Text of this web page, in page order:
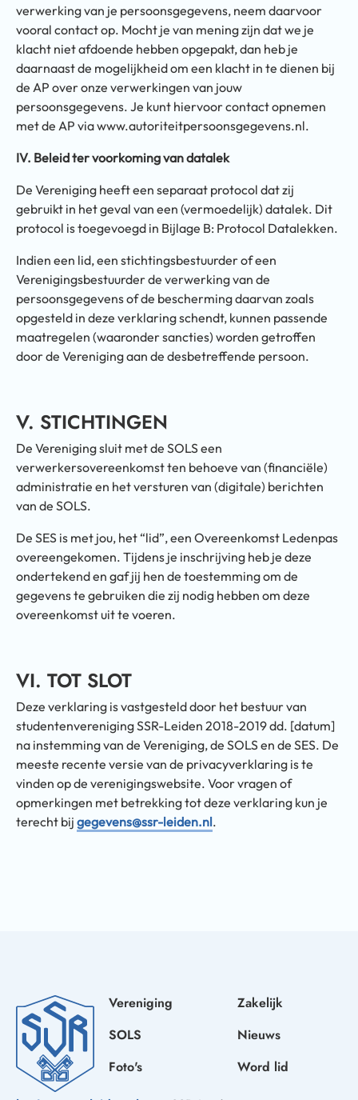
verwerking van je persoonsgegevens, neem daarvoor
vooral contact op. Mocht je van mening zijn dat we je
klacht niet afdoende hebben opgepakt, dan heb je
daarnaast de mogelijkheid om een klacht in te dienen bij
de AP over onze verwerkingen van jouw
persoonsgegevens. Je kunt hiervoor contact opnemen
met de AP via www.autoriteitpersoonsgegevens.nl.
IV. Beleid ter voorkoming van datalek
De Vereniging heeft een separaat protocol dat zij
gebruikt in het geval van een (vermoedelijk) datalek. Dit
protocol is toegevoegd in Bijlage B: Protocol Datalekken.
Indien een lid, een stichtingsbestuurder of een
Verenigingsbestuurder de verwerking van de
persoonsgegevens of de bescherming daarvan zoals
opgesteld in deze verklaring schendt, kunnen passende
maatregelen (waaronder sancties) worden getroffen
door de Vereniging aan de desbetreffende persoon.
V. STICHTINGEN
De Vereniging sluit met de SOLS een
verwerkersovereenkomst ten behoeve van (financiële)
administratie en het versturen van (digitale) berichten
van de SOLS.
De SES is met jou, het “lid”, een Overeenkomst Ledenpas
overeengekomen. Tijdens je inschrijving heb je deze
ondertekend en gaf jij hen de toestemming om de
gegevens te gebruiken die zij nodig hebben om deze
overeenkomst uit te voeren.
VI. TOT SLOT
Deze verklaring is vastgesteld door het bestuur van
studentenvereniging SSR-Leiden 2018-2019 dd. [datum]
na instemming van de Vereniging, de SOLS en de SES. De
meeste recente versie van de privacyverklaring is te
vinden op de verenigingswebsite. Voor vragen of
opmerkingen met betrekking tot deze verklaring kun je
terecht bij gegevens@ssr-leiden.nl.
Vereniging
Zakelijk
SOLS
Nieuws
Foto's
Word lid